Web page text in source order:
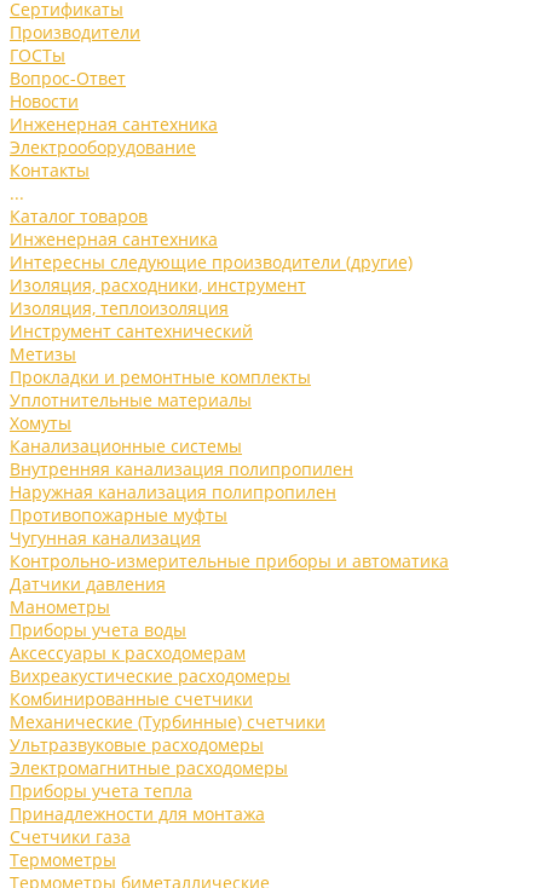
Сертификаты
Производители
ГОСТы
Вопрос-Ответ
Новости
Инженерная сантехника
Электрооборудование
Контакты
...
Каталог товаров
Инженерная сантехника
Интересны следующие производители (другие)
Изоляция, расходники, инструмент
Изоляция, теплоизоляция
Инструмент сантехнический
Метизы
Прокладки и ремонтные комплекты
Уплотнительные материалы
Хомуты
Канализационные системы
Внутренняя канализация полипропилен
Наружная канализация полипропилен
Противопожарные муфты
Чугунная канализация
Контрольно-измерительные приборы и автоматика
Датчики давления
Манометры
Приборы учета воды
Аксессуары к расходомерам
Вихреакустические расходомеры
Комбинированные счетчики
Механические (Турбинные) счетчики
Ультразвуковые расходомеры
Электромагнитные расходомеры
Приборы учета тепла
Принадлежности для монтажа
Счетчики газа
Термометры
Термометры биметаллические